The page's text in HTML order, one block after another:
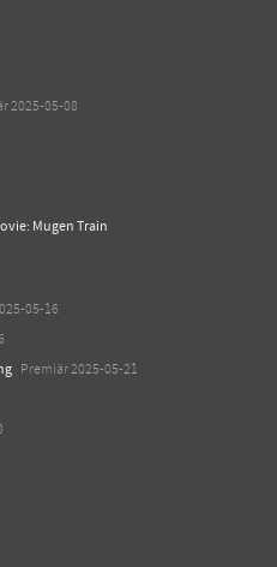
2025-05-08
Mugen Train
05-16
Premiär 2025-05-21